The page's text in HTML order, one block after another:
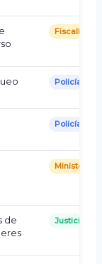
Fiscalía
Policía
Policía
Ministerio
de
Justicia